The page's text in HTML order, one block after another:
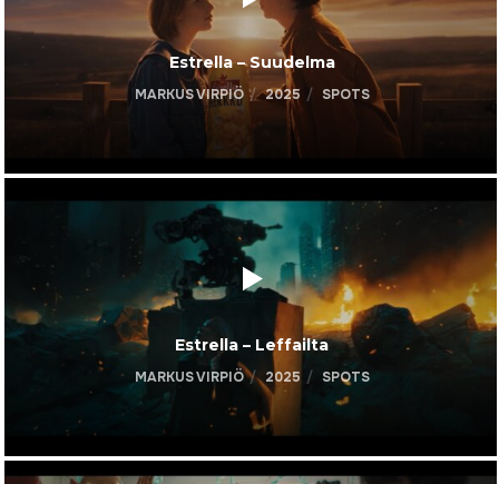
Estrella – Suudelma
MARKUS VIRPIÖ 2025 SPOTS
Estrella – Leffailta
MARKUS VIRPIÖ 2025 SPOTS